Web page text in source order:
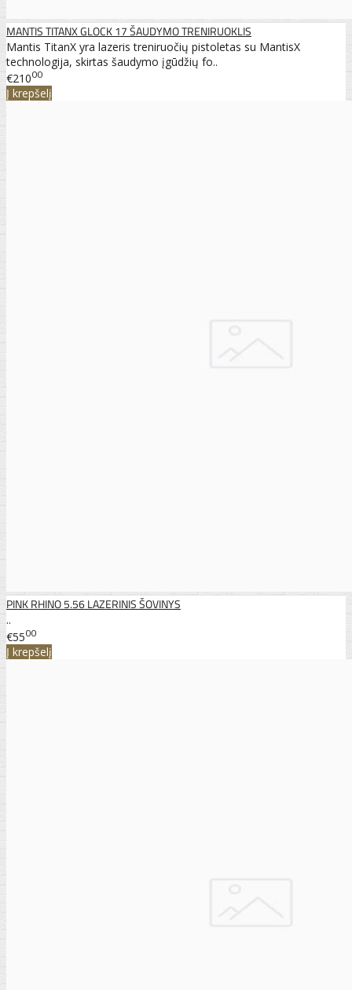
MANTIS TITANX GLOCK 17 ŠAUDYMO TRENIRUOKLIS
Mantis TitanX yra lazeris treniruočių pistoletas su MantisX
technologija, skirtas šaudymo įgūdžių fo..
€21000
Į krepšelį
PINK RHINO 5.56 LAZERINIS ŠOVINYS
..
€5500
Į krepšelį